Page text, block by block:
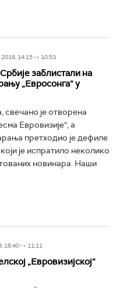
14:15 -> 10:53
заблистали на
„Евросонга“ у
свечано је отворена
Евровизије“, а
претходио је дефиле
је испратило неколико
новинара. Наши
-> 11:11
„Евровизијској“